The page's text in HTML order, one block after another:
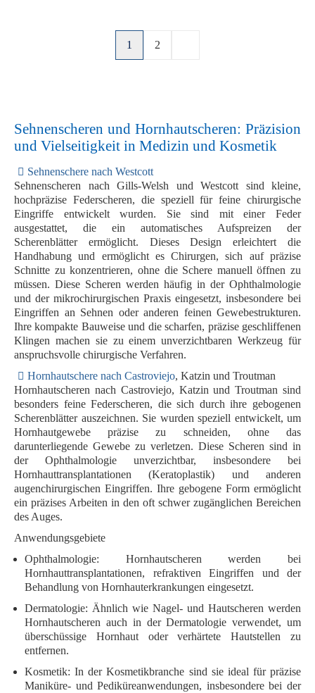
1 2
Sehnenscheren und Hornhautscheren: Präzision
und Vielseitigkeit in Medizin und Kosmetik
Sehnenschere nach Westcott
Sehnenscheren nach Gills-Welsh und Westcott sind kleine,
hochpräzise Federscheren, die speziell für feine chirurgische
Eingriffe entwickelt wurden. Sie sind mit einer Feder
ausgestattet, die ein automatisches Aufspreizen der
Scherenblätter ermöglicht. Dieses Design erleichtert die
Handhabung und ermöglicht es Chirurgen, sich auf präzise
Schnitte zu konzentrieren, ohne die Schere manuell öffnen zu
müssen. Diese Scheren werden häufig in der Ophthalmologie
und der mikrochirurgischen Praxis eingesetzt, insbesondere bei
Eingriffen an Sehnen oder anderen feinen Gewebestrukturen.
Ihre kompakte Bauweise und die scharfen, präzise geschliffenen
Klingen machen sie zu einem unverzichtbaren Werkzeug für
anspruchsvolle chirurgische Verfahren.
Hornhautschere nach Castroviejo, Katzin und Troutman
Hornhautscheren nach Castroviejo, Katzin und Troutman sind
besonders feine Federscheren, die sich durch ihre gebogenen
Scherenblätter auszeichnen. Sie wurden speziell entwickelt, um
Hornhautgewebe präzise zu schneiden, ohne das
darunterliegende Gewebe zu verletzen. Diese Scheren sind in
der Ophthalmologie unverzichtbar, insbesondere bei
Hornhauttransplantationen (Keratoplastik) und anderen
augenchirurgischen Eingriffen. Ihre gebogene Form ermöglicht
ein präzises Arbeiten in den oft schwer zugänglichen Bereichen
des Auges.
Anwendungsgebiete
Ophthalmologie: Hornhautscheren werden bei
Hornhauttransplantationen, refraktiven Eingriffen und der
Behandlung von Hornhauterkrankungen eingesetzt.
Dermatologie: Ähnlich wie Nagel- und Hautscheren werden
Hornhautscheren auch in der Dermatologie verwendet, um
überschüssige Hornhaut oder verhärtete Hautstellen zu
entfernen.
Kosmetik: In der Kosmetikbranche sind sie ideal für präzise
Maniküre- und Pediküreanwendungen, insbesondere bei der